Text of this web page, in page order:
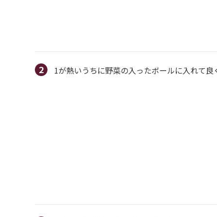
1が熱いうちに野菜の入ったボールに入れて良